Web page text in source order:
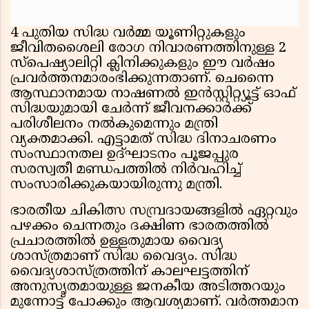
4 പുതിയ സിദ്ധ വര്‍മ്മ യൂണിറ്റുകളും
ജീവിതശൈലി രോഗ നിവാരണത്തിനുള്ള 2
സ്പെഷ്യാലിറ്റി ക്ലിനിക്കുകളും ഈ വര്‍ഷം
പ്രവര്‍ത്തനമാരംഭിക്കുന്നതാണ്. ചെന്നൈ
ആസ്ഥാനമായ നാഷണല്‍ ഇന്‍സ്റ്റിറ്റ്യൂട്ട് ഓഫ്
സിദ്ധയുമായി ചേര്‍ന്ന് ജീവനക്കാര്‍ക്ക്
പരിശീലനം നല്‍കുമെന്നും മന്ത്രി
വ്യക്തമാക്കി. എട്ടാമത് സിദ്ധ ദിനാചരണം
സംസ്ഥാനതല ഉദ്ഘാടനം പൂജപ്പുര
സരസ്വതീ മണ്ഡപത്തില്‍ നിര്‍വഹിച്ച്
സംസാരിക്കുകയായിരുന്നു മന്ത്രി.
ഭാരതീയ ചികിത്സ സമ്പ്രദായങ്ങളില്‍ ഏറ്റവും
പഴക്കം ചെന്നതും ദക്ഷിണ ഭാരതത്തില്‍
പ്രചാരത്തില്‍ ഉള്ളതുമായ വൈദ്യ
ശാസ്ത്രമാണ് സിദ്ധ വൈദ്യം. സിദ്ധ
വൈദ്യശാസ്ത്രത്തിന് കാലഘട്ടത്തിന്
അനുസൃതമായുള്ള ജനകീയ അടിത്തറയും
മുന്നോട്ട് പോക്കും ആവശ്യമാണ്. വര്‍ത്തമാന